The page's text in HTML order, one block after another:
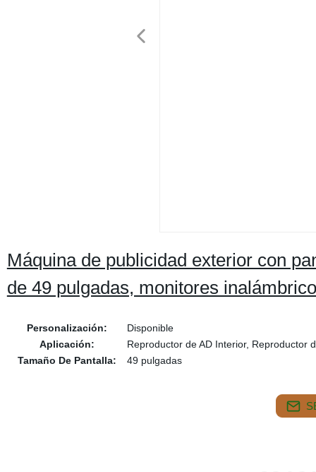
Máquina de publicidad exterior con
de 49 pulgadas, monitores
Personalización:
Disponible
Aplicación:
Reproductor de AD Interior, Reproductor
Tamaño De Pantalla:
49 pulgadas